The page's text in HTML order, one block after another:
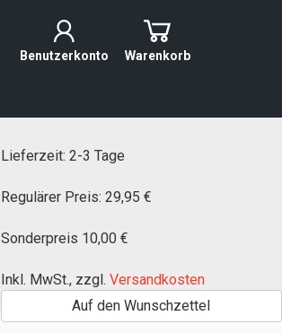
Benutzerkonto Warenkorb
Lieferzeit: 2-3 Tage
Regulärer Preis: 29,95 €
Sonderpreis 10,00 €
Inkl. MwSt., zzgl. Versandkosten
Auf den Wunschzettel